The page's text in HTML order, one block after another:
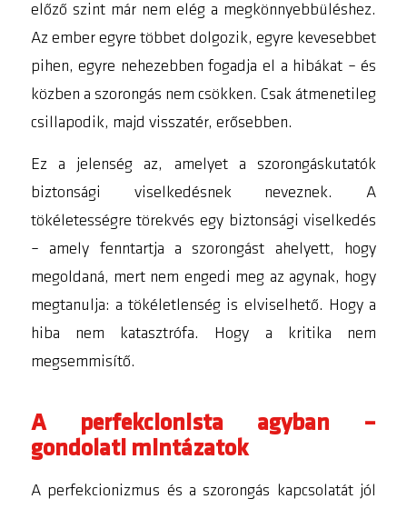
előző szint már nem elég a megkönnyebbüléshez.
Az ember egyre többet dolgozik, egyre kevesebbet
pihen, egyre nehezebben fogadja el a hibákat – és
közben a szorongás nem csökken. Csak átmenetileg
csillapodik, majd visszatér, erősebben.
Ez a jelenség az, amelyet a szorongáskutatók
biztonsági viselkedésnekneveznek. A
tökéletességre törekvés egy biztonsági viselkedés
– amely fenntartja a szorongást ahelyett, hogy
megoldaná, mert nem engedi meg az agynak, hogy
megtanulja: a tökéletlenség is elviselhető. Hogy a
hiba nem katasztrófa. Hogy a kritika nem
megsemmisítő.
A perfekcionista agyban –
gondolati mintázatok
A perfekcionizmus és a szorongás kapcsolatát jól